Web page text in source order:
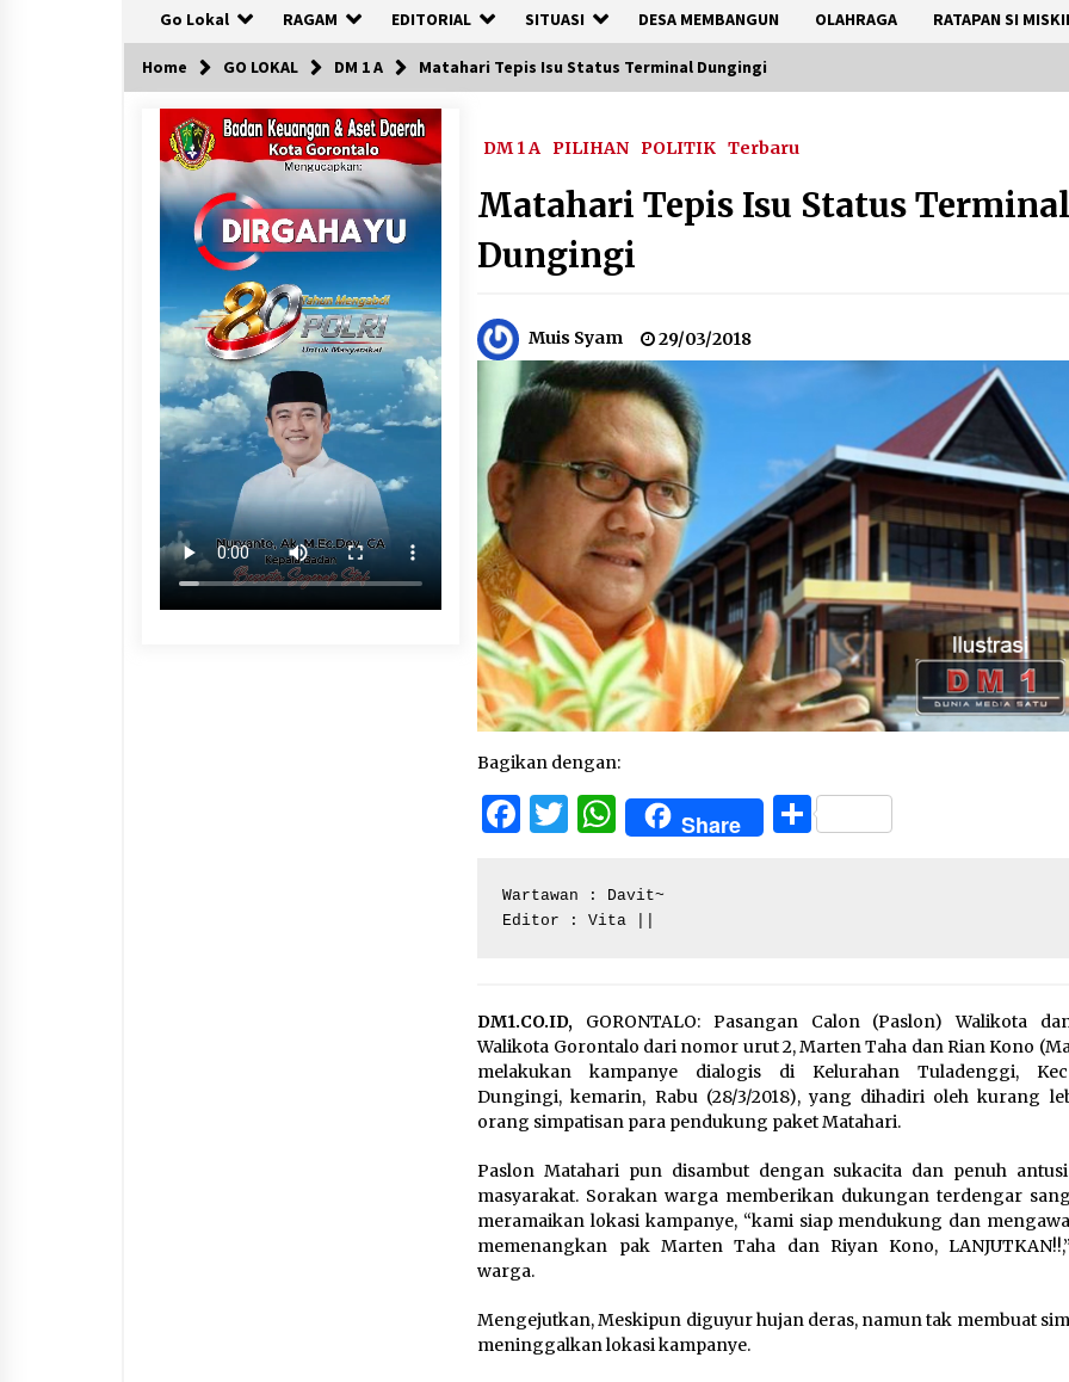
Go Lokal RAGAM EDITORIAL SITUASI DESA MEMBANGUN OLAHRAGA RATAPAN SI
Home GO LOKAL DM 1 A Matahari Tepis Isu Status Terminal Dungingi
DM 1 A PILIHAN POLITIK Terbaru
Matahari Tepis Isu Status
Dungingi
Muis Syam 29/03/2018
Bagikan dengan:
Facebook
Twitter
WhatsApp
Share Share
Wartawan : Davit~
Editor : Vita ||
DM1.CO.ID, GORONTALO: Pasangan Calon (Paslon) Walikota
Walikota Gorontalo dari nomor urut 2, Marten Taha dan Rian Kono
melakukan kampanye dialogis di Kelurahan Tuladenggi,
Dungingi, kemarin, Rabu (28/3/2018), yang dihadiri oleh kurang
orang simpatisan para pendukung paket Matahari.
Paslon Matahari pun disambut dengan sukacita dan penuh
masyarakat. Sorakan warga memberikan dukungan terdengar
meramaikan lokasi kampanye, “kami siap mendukung dan
memenangkan pak Marten Taha dan Riyan Kono,
warga.
Mengejutkan, Meskipun diguyur hujan deras, namun tak membuat
meninggalkan lokasi kampanye.